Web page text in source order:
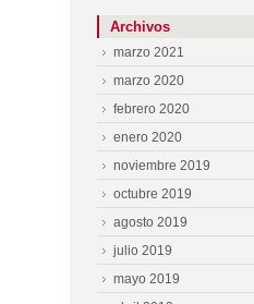
Archivos
marzo 2021
marzo 2020
febrero 2020
enero 2020
noviembre 2019
octubre 2019
agosto 2019
julio 2019
mayo 2019